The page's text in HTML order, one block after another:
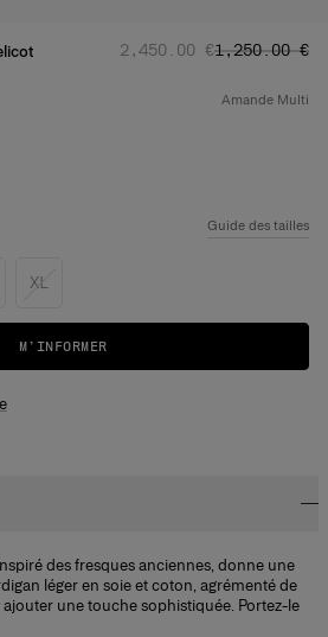
Prix d'origine:
‌2,450.00 €Prix
‌1,250.00 €
amande multi
Guide des tailles
XL
M’INFORMER
des fresques anciennes, donne une
léger en soie et coton, agrémenté de
une touche sophistiquée. Portez-le